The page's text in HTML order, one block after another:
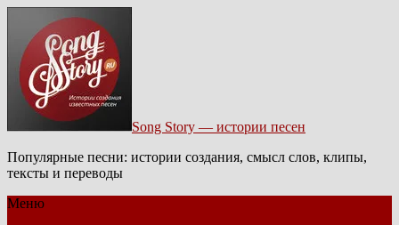
Song Story — истории песен
Популярные песни: истории создания, смысл слов, клипы,
тексты и переводы
Меню